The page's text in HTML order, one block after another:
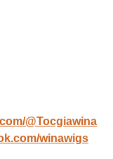
@Tocgiawina
winawigs